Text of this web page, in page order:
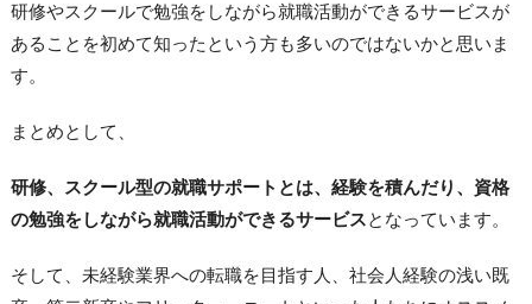
研修やスクールで勉強をしながら就職活動ができるサービスが
あることを初めて知ったという方も多いのではないかと思いま
す。
まとめとして、
研修、スクール型の就職サポートとは、経験を積んだり、資格
の勉強をしながら就職活動ができるサービスとなっています。
そして、未経験業界への転職を目指す人、社会人経験の浅い既